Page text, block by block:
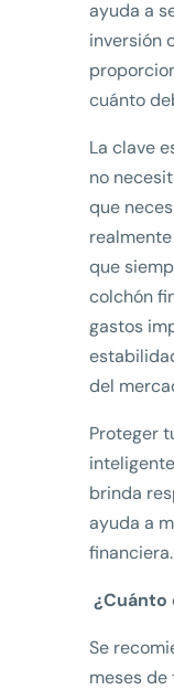
ayuda a
inversión
cuánto
La clave
no
que
que
colchón
gastos
del
Proteger
brinda
ayuda a
financiera.
¿Cuánto
Se
meses